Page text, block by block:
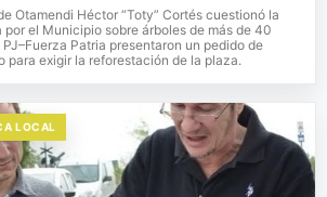
Otamendi Héctor “Toty” Cortés cuestionó la
el Municipio sobre árboles de más de 40
Patria presentaron un pedido de
para exigir la reforestación de la plaza.
LOCAL